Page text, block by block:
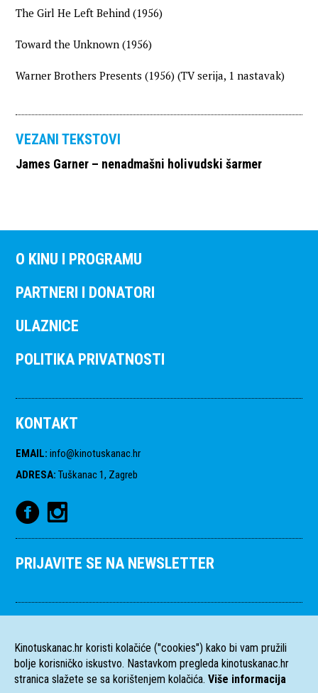
The Girl He Left Behind (1956)
Toward the Unknown (1956)
Warner Brothers Presents (1956) (TV serija, 1 nastavak)
VEZANI TEKSTOVI
James Garner – nenadmašni holivudski šarmer
O KINU I PROGRAMU
PARTNERI I DONATORI
ULAZNICE
POLITIKA PRIVATNOSTI
KONTAKT
EMAIL: info@kinotuskanac.hr
ADRESA: Tuškanac 1, Zagreb
PRIJAVITE SE NA NEWSLETTER
Kinotuskanac.hr koristi kolačiće ("cookies") kako bi vam pružili
bolje korisničko iskustvo. Nastavkom pregleda kinotuskanac.hr
stranica slažete se sa korištenjem kolačića. Više informacija